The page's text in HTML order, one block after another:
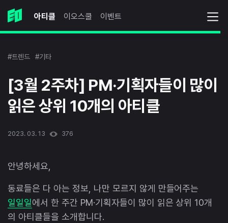
아티클 이오스쿨 이벤트
#트렌드 #기타
[3월 2주차] PM·기획자들이 많이
읽은 상위 10개의 아티클
2023. 03. 13 376
안녕하세요,
동료들은 다 아는 정보, 나만 모르지 않게 만들어주는
일일일에서 한 주간 PM·기획자들이 많이 읽은 상위 10개
의 아티클들을 소개합니다.